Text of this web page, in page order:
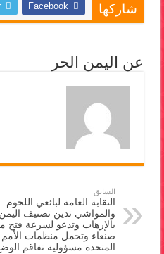
شاركها Facebook
عن اليمن الحر
السابق
النقابة العامة لبائعي اللحوم
والمواشي تدين تصنيف اليمن
بالإرهاب وتدعو لسرعة فتح
صنعاء وتحمل منظمات الأمم
المتحدة مسؤولية تفاقم